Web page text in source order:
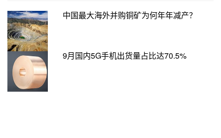
中国最大海外并购铜矿为何年年减产？
9月国内5G手机出货量占比达70.5%